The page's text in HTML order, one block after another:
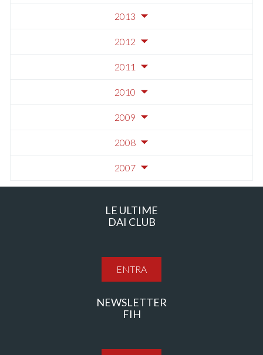
2013
2012
2011
2010
2009
2008
2007
LE ULTIME
DAI CLUB
ENTRA
NEWSLETTER
FIH